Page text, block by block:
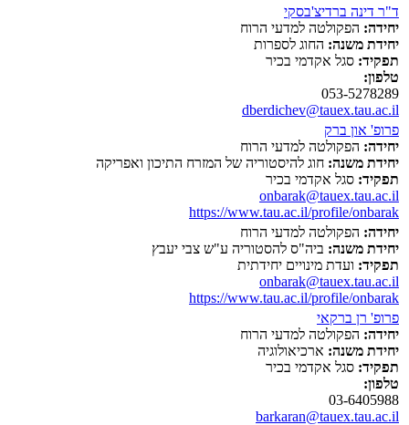
ד"ר דינה ברדיצ'בסקי
יחידה: הפקולטה למדעי הרוח
יחידת משנה: החוג לספרות
תפקיד: סגל אקדמי בכיר
טלפון:
053-5278289
dberdichev@tauex.tau.ac.il
פרופ' און ברק
יחידה: הפקולטה למדעי הרוח
יחידת משנה: חוג להיסטוריה של המזרח התיכון ואפריקה
תפקיד: סגל אקדמי בכיר
onbarak@tauex.tau.ac.il
https://www.tau.ac.il/profile/onbarak
יחידה: הפקולטה למדעי הרוח
יחידת משנה: ביה"ס להסטוריה ע"ש צבי יעבץ
תפקיד: ועדת מינויים יחידתית
onbarak@tauex.tau.ac.il
https://www.tau.ac.il/profile/onbarak
פרופ' רן ברקאי
יחידה: הפקולטה למדעי הרוח
יחידת משנה: ארכיאולוגיה
תפקיד: סגל אקדמי בכיר
טלפון:
03-6405988
barkaran@tauex.tau.ac.il